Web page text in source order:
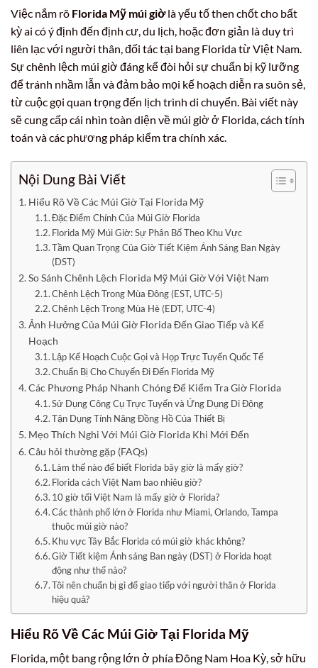
Việc nắm rõ Florida Mỹ múi giờlà yếu tố then chốt cho bất
kỳ ai có ý định đến định cư, du lịch, hoặc đơn giản là duy trì
liên lạc với người thân, đối tác tại bang Florida từ Việt Nam.
Sự chênh lệch múi giờ đáng kể đòi hỏi sự chuẩn bị kỹ lưỡng
để tránh nhầm lẫn và đảm bảo mọi kế hoạch diễn ra suôn sẻ,
từ cuộc gọi quan trọng đến lịch trình di chuyển. Bài viết này
sẽ cung cấp cái nhìn toàn diện về múi giờ ở Florida, cách tính
toán và các phương pháp kiểm tra chính xác.
Nội Dung Bài Viết
Hiểu Rõ Về Các Múi Giờ Tại Florida Mỹ
Đặc Điểm Chính Của Múi Giờ Florida
Florida Mỹ Múi Giờ: Sự Phân Bố Theo Khu Vực
Tầm Quan Trọng Của Giờ Tiết Kiệm Ánh Sáng Ban Ngày
(DST)
So Sánh Chênh Lệch Florida Mỹ Múi Giờ Với Việt Nam
Chênh Lệch Trong Mùa Đông (EST, UTC-5)
Chênh Lệch Trong Mùa Hè (EDT, UTC-4)
Ảnh Hưởng Của Múi Giờ Florida Đến Giao Tiếp và Kế
Hoạch
Lập Kế Hoạch Cuộc Gọi và Họp Trực Tuyến Quốc Tế
Chuẩn Bị Cho Chuyến Đi Đến Florida Mỹ
Các Phương Pháp Nhanh Chóng Để Kiểm Tra Giờ Florida
Sử Dụng Công Cụ Trực Tuyến và Ứng Dụng Di Động
Tận Dụng Tính Năng Đồng Hồ Của Thiết Bị
Mẹo Thích Nghi Với Múi Giờ Florida Khi Mới Đến
Câu hỏi thường gặp (FAQs)
Làm thế nào để biết Florida bây giờ là mấy giờ?
Florida cách Việt Nam bao nhiêu giờ?
10 giờ tối Việt Nam là mấy giờ ở Florida?
Các thành phố lớn ở Florida như Miami, Orlando, Tampa
thuộc múi giờ nào?
Khu vực Tây Bắc Florida có múi giờ khác không?
Giờ Tiết kiệm Ánh sáng Ban ngày (DST) ở Florida hoạt
động như thế nào?
Tôi nên chuẩn bị gì để giao tiếp với người thân ở Florida
hiệu quả?
Hiểu Rõ Về Các Múi Giờ Tại Florida Mỹ
Florida, một bang rộng lớn ở phía Đông Nam Hoa Kỳ, sở hữu